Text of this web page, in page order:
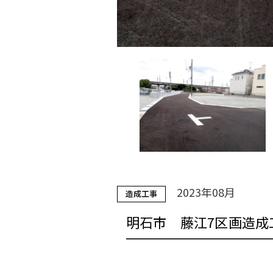
造成工事 2023年08月
明石市 藤江7区画造成